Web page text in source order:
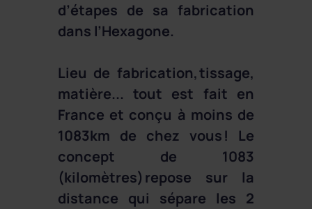
d’étapes de sa fabrication
dans l’Hexagone.
Lieu de fabrication, tissage,
matière... tout est fait en
France et conçu à moins de
1083km de chez vous ! Le
concept de 1083
(kilomètres) repose sur la
distance qui sépare les 2